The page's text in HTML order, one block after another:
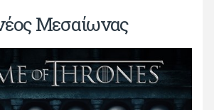
Μεσαίωνας